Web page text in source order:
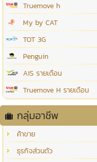
Truemove h
My by CAT
TOT 3G
Penguin
AIS รายเดือน
Truemove H รายเดือน
กลุ่มอาชีพ
ค้าขาย
ธุรกิจส่วนตัว